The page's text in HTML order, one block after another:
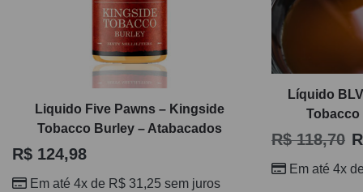
Liquido Five Pawns – Kingside
Tobacco Burley – Atabacados
R$ 124,98
Em até 4x de R$ 31,25 sem juros
Líquido
Tobacco
R$118,70
Em até 4x